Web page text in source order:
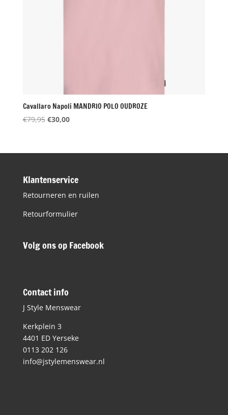
Cavallaro Napoli MANDRIO POLO OUDROZE
€79,95 Oorspronkelijke
€79,95.
€30,00Huidige
€30,00.
Klantenservice
Retourneren en ruilen
Retourformulier
Volg ons op Facebook
Contact info
J Style Menswear
Kerkplein 3
4401 ED Yerseke
0113 202 126
info@jstylemenswear.nl